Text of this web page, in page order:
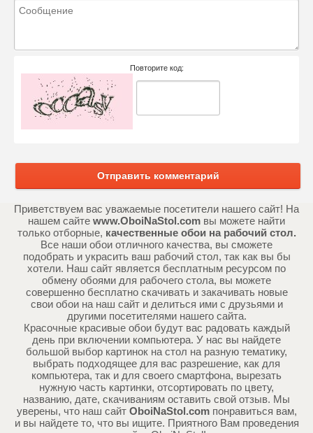
Повторите код:
Отправить комментарий
Приветствуем вас уважаемые посетители нашего сайт! На
нашем сайте www.OboiNaStol.com вы можете найти
только отборные, качественные обои на рабочий стол.
Все наши обои отличного качества, вы сможете
подобрать и украсить ваш рабочий стол, так как вы бы
хотели. Наш сайт является бесплатным ресурсом по
обмену обоями для рабочего стола, вы можете
совершенно бесплатно скачивать и закачивать новые
свои обои на наш сайт и делиться ими с друзьями и
другими посетителями нашего сайта.
Красочные красивые обои будут вас радовать каждый
день при включении компьютера. У нас вы найдете
большой выбор картинок на стол на разную тематику,
выбрать подходящее для вас разрешение, как для
компьютера, так и для своего смартфона, вырезать
нужную часть картинки, отсортировать по цвету,
названию, дате, скачиваниям оставить свой отзыв. Мы
уверены, что наш сайт OboiNaStol.comпонравиться вам,
и вы найдете то, что вы ищите. Приятного Вам проведения